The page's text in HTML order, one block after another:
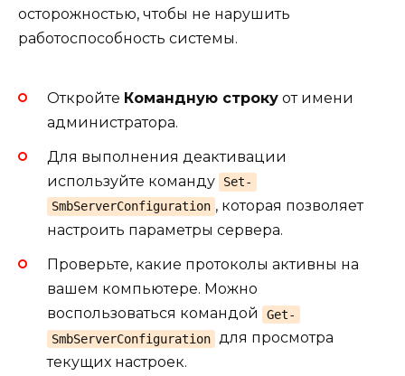
осторожностью, чтобы не нарушить
работоспособность системы.
Откройте Командную строку от имени
администратора.
Для выполнения деактивации
используйте команду
Set-
SmbServerConfiguration , которая позволяет
настроить параметры сервера.
Проверьте, какие протоколы активны на
вашем компьютере. Можно
воспользоваться командой
Get-
SmbServerConfiguration для просмотра
текущих настроек.